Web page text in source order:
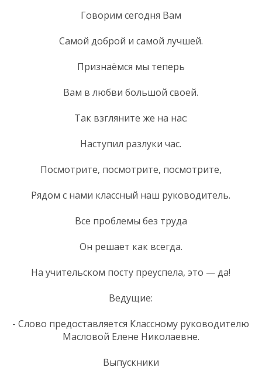
Говорим сегодня Вам
Самой доброй и самой лучшей.
Признаёмся мы теперь
Вам в любви большой своей.
Так взгляните же на нас:
Наступил разлуки час.
Посмотрите, посмотрите, посмотрите,
Рядом с нами классный наш руководитель.
Все проблемы без труда
Он решает как всегда.
На учительском посту преуспела, это — да!
Ведущие:
- Слово предоставляется Классному руководителю
Масловой Елене Николаевне.
Выпускники